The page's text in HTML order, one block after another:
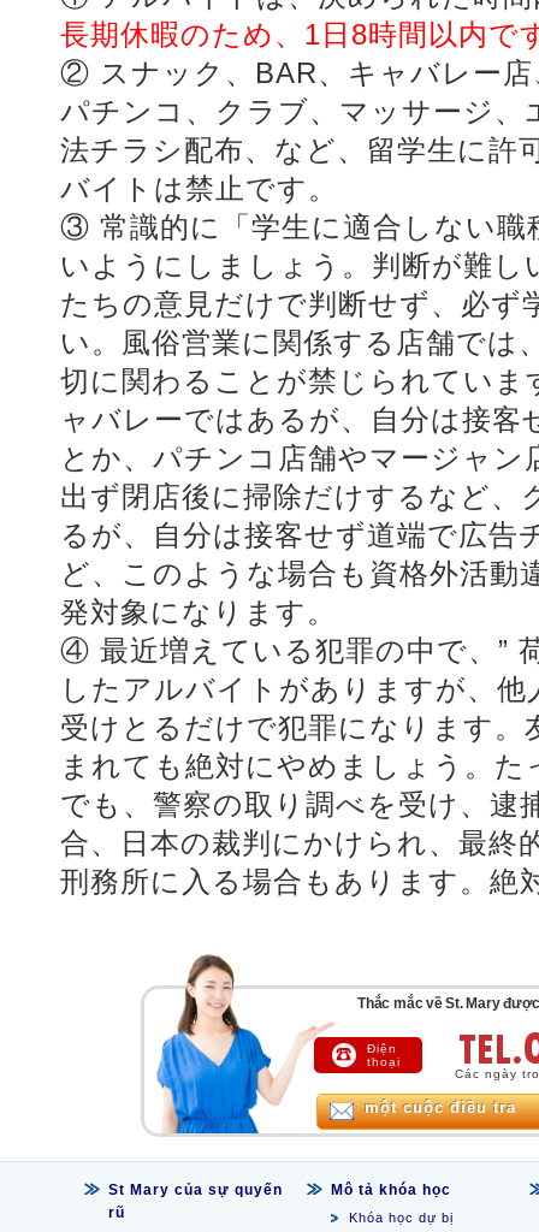
長期休暇のため、1日8時間以内で
② スナック、BAR、キャバレー
パチンコ、クラブ、マッサージ、
法チラシ配布、など、留学生に許
バイトは禁止です。
③ 常識的に「学生に適合しない職
いようにしましょう。判断が難し
たちの意見だけで判断せず、必ず
い。風俗営業に関係する店舗では
切に関わることが禁じられていま
ャバレーではあるが、自分は接客
とか、パチンコ店舗やマージャ
出ず閉店後に掃除だけするなど、
るが、自分は接客せず道端で広告
ど、このような場合も資格外活動
発対象になります。
④ 最近増えている犯罪の中で、”
したアルバイトがありますが、
受けとるだけで犯罪になります。
まれても絶対にやめましょう。
でも、警察の取り調べを受け、逮
合、日本の裁判にかけられ、最終
刑務所に入る場合もあります。絶
Thắc mắc về St. Mary
Điện
thoại
Các ngày
một cuộc điều tra
St Mary của sự quyến
rũ
Mô tả khóa học
Khóa học dự bị